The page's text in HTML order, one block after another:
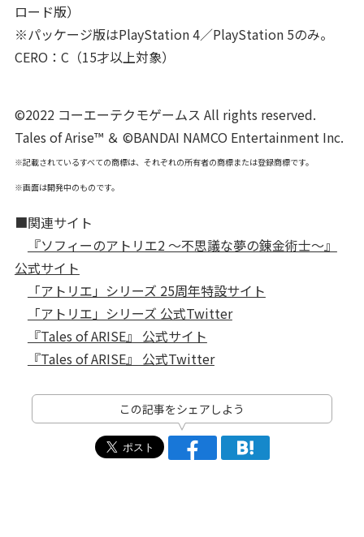
ロード版）
※パッケージ版はPlayStation 4／PlayStation 5のみ。
CERO：C（15才以上対象）
©2022 コーエーテクモゲームス All rights reserved.
Tales of Arise™ ＆ ©BANDAI NAMCO Entertainment Inc.
※記載されているすべての商標は、それぞれの所有者の商標または登録商標です。
※画面は開発中のものです。
■関連サイト
『ソフィーのアトリエ2 ～不思議な夢の錬金術士～』
公式サイト
「アトリエ」シリーズ 25周年特設サイト
「アトリエ」シリーズ 公式Twitter
『Tales of ARISE』 公式サイト
『Tales of ARISE』 公式Twitter
この記事をシェアしよう